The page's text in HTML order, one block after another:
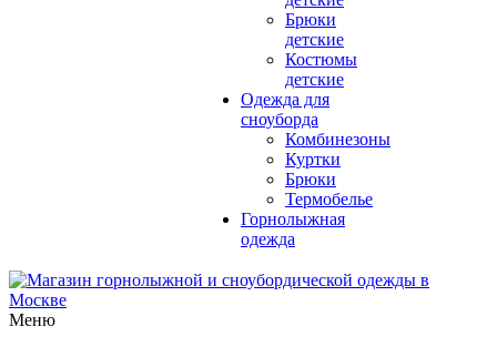
Брюки
детские
Костюмы
детские
Одежда для
сноуборда
Комбинезоны
Куртки
Брюки
Термобелье
Горнолыжная
одежда
Меню